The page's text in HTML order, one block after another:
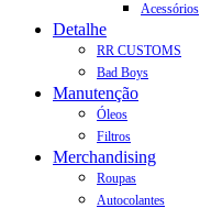
Acessórios
Detalhe
RR CUSTOMS
Bad Boys
Manutenção
Óleos
Filtros
Merchandising
Roupas
Autocolantes